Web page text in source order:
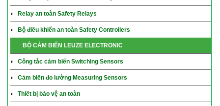
Relay an toàn Safety Relays
Bộ điều khiển an toàn Safety Controllers
BỘ CẢM BIẾN LEUZE ELECTRONIC
Công tắc cảm biến Switching Sensors
Cảm biến đo lường Measuring Sensors
Thiết bị bảo vệ an toàn